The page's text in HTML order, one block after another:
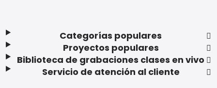
Categorías populares
Proyectos populares
Biblioteca de grabaciones clases en vivo
Servicio de atención al cliente